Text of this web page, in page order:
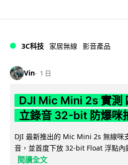
3C科技 家居無線 影音產品
Vin 1 日
DJI Mic Mini 2s 實測
立錄音 32-bit 防爆咪
DJI 最新推出的 Mic Mini 2s 無線咪
音，並首度下放 32-bit Float 浮點內
閱讀全文